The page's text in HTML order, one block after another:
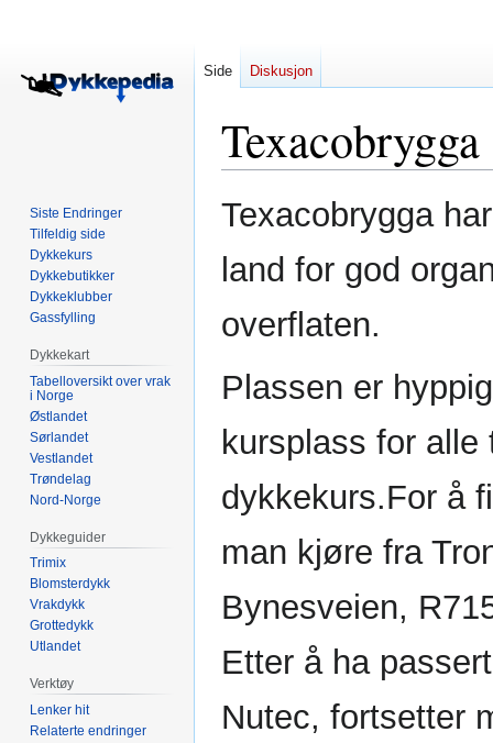
Texacobrygga
Hopp
til
Hopp
til
Texacobrygga
land for god
overflaten.
Plassen er
kursplass for alle
dykkekurs.For å
man kjøre fra
Bynesveien,
Etter å ha
Nutec, fortsetter
Side Diskusjon
Siste Endringer
Tilfeldig side
Dykkekurs
Dykkebutikker
Dykkeklubber
Gassfylling
Dykkekart
Tabelloversikt over vrak
i Norge
Østlandet
Sørlandet
Vestlandet
Trøndelag
Nord-Norge
Dykkeguider
Trimix
Blomsterdykk
Vrakdykk
Grottedykk
Utlandet
Verktøy
Lenker hit
Relaterte endringer